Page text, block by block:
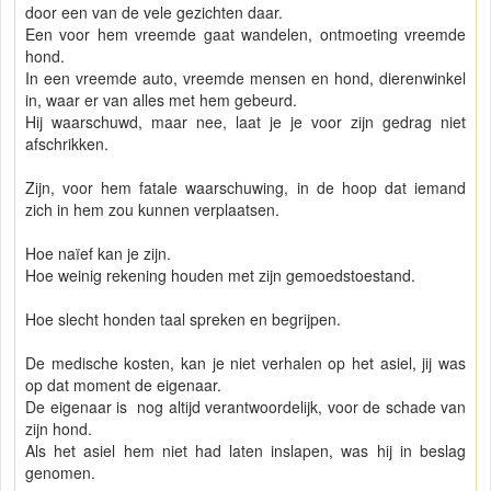
door een van de vele gezichten daar.
Een voor hem vreemde gaat wandelen, ontmoeting vreemde
hond.
In een vreemde auto, vreemde mensen en hond, dierenwinkel
in, waar er van alles met hem gebeurd.
Hij waarschuwd, maar nee, laat je je voor zijn gedrag niet
afschrikken.
Zijn, voor hem fatale waarschuwing, in de hoop dat iemand
zich in hem zou kunnen verplaatsen.
Hoe naïef kan je zijn.
Hoe weinig rekening houden met zijn gemoedstoestand.
Hoe slecht honden taal spreken en begrijpen.
De medische kosten, kan je niet verhalen op het asiel, jij was
op dat moment de eigenaar.
De eigenaar is nog altijd verantwoordelijk, voor de schade van
zijn hond.
Als het asiel hem niet had laten inslapen, was hij in beslag
genomen.